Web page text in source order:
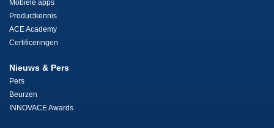
Mobiele apps
Productkennis
ACE Academy
Certificeringen
Nieuws & Pers
Pers
Beurzen
INNOVACE Awards